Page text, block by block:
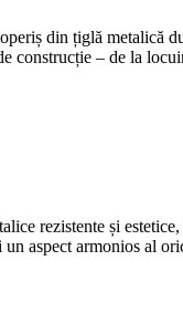
din țiglă metalică
construcție – de la
rezistente și
aspect armonios al